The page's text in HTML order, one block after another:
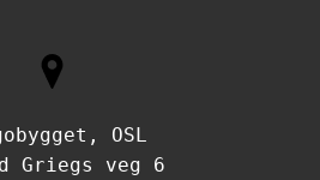
OSL
Griegs veg 6